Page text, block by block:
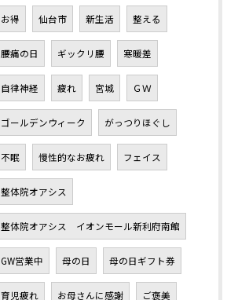
お得 仙台市 新生活 整える
腰痛の日 ギックリ腰 寒暖差
自律神経 疲れ 宮城 ＧＷ
ゴールデンウィーク がっつりほぐし
不眠 慢性的なお疲れ フェイス
整体院オアシス
整体院オアシス イオンモール新利府南館
GW営業中 母の日 母の日ギフト券
育児疲れ お母さんに感謝 ご褒美